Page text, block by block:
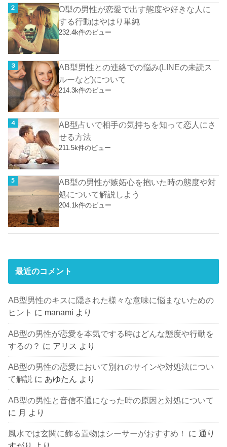
O型の男性が恋愛で出す態度や好きな人に
する行動はやはり単純
232.4k件のビュー
AB型男性との連絡での悩み(LINEの未読ス
ルーなど)について
214.3k件のビュー
AB型占いで相手の気持ちを知って恋人にさ
せる方法
211.5k件のビュー
AB型の男性が嫉妬心を抱いた時の態度や対
処について解説しよう
204.1k件のビュー
最近のコメント
AB型男性のキスに隠された様々な意味に悩まないための
ヒント に manami より
AB型の男性が恋愛を本気でする時はどんな態度や行動を
するの？ に アリス より
AB型の男性の恋愛において別れのサインや対処法につい
て解説 に あゆたん より
AB型の男性と音信不通になった時の原因と対処について
に 月 より
風水では玄関に飾る置物はシーサーがおすすめ！ に通り